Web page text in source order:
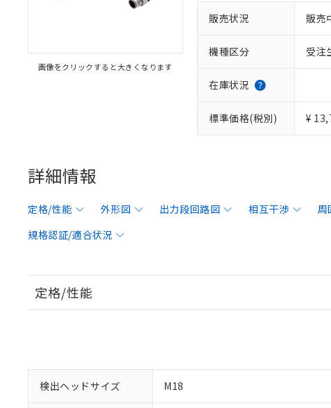
画像をクリックすると大きくなります
販売状況 販売
機種区分 受注
在庫状況
標準価格(税別) ¥
詳細情報
定格/性能 外形図 出力段回路図 相互干渉 周
規格認証/適合状況
定格/性能
検出ヘッドサイズ M18